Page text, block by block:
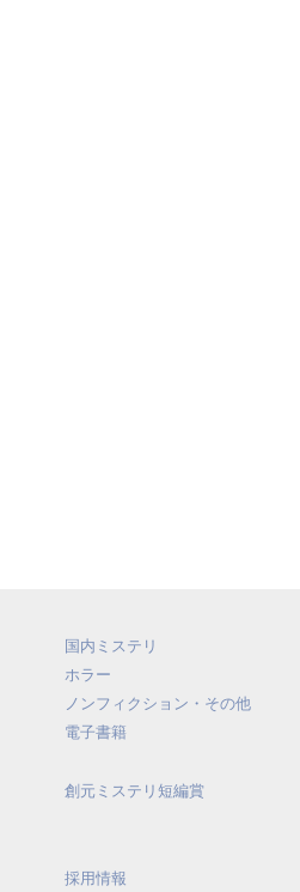
国内ミステリ
ホラー
ノンフィクション・その他
電子書籍
創元ミステリ短編賞
採用情報